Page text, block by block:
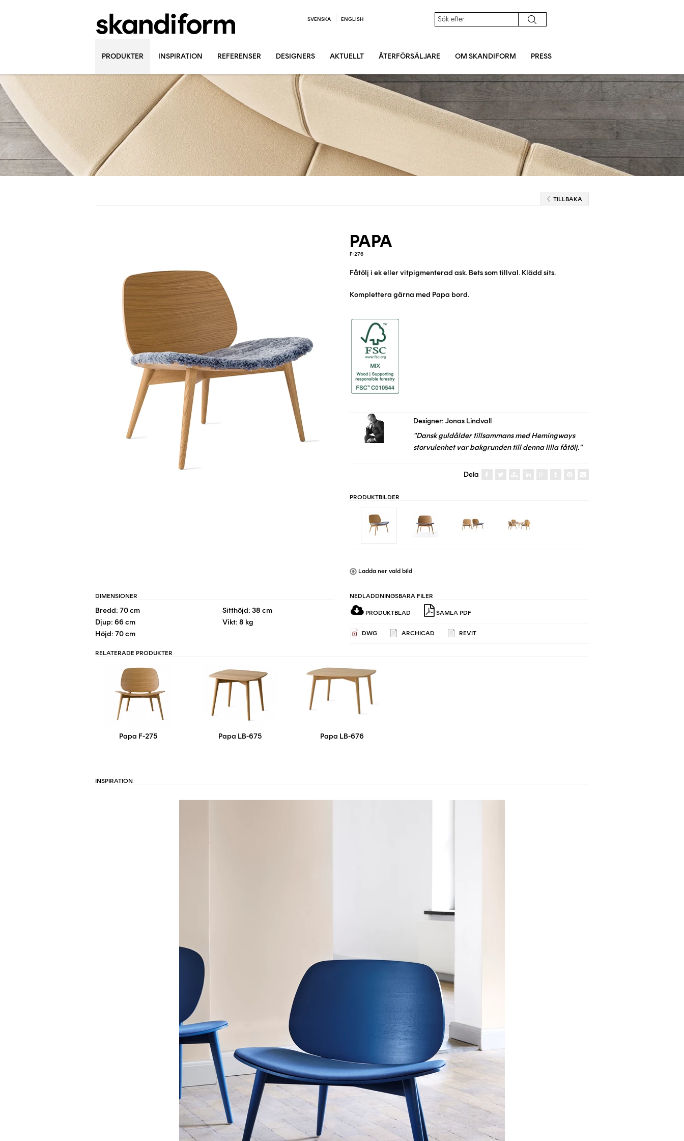
SVENSKA ENGLISH
PRODUKTER INSPIRATION REFERENSER DESIGNERS AKTUELLT ÅTERFÖRSÄLJARE OM SKANDIFORM PRESS
TILLBAKA
PAPA
F-276
Fåtölj i ek eller vitpigmenterad ask. Bets som tillval. Klädd sits.
Komplettera gärna med Papa bord.
Designer: Jonas Lindvall
"Dansk guldålder tillsammans med Hemingways
storvulenhet var bakgrunden till denna lilla fåtölj."
Dela
PRODUKTBILDER
Ladda ner vald bild
DIMENSIONER
Bredd: 70 cm
Djup: 66 cm
Höjd: 70 cm
Sitthöjd: 38 cm
Vikt: 8 kg
NEDLADDNINGSBARA FILER
PRODUKTBLAD SAMLA PDF
DWG ARCHICAD REVIT
RELATERADE PRODUKTER
Papa F-275 Papa LB-675 Papa LB-676
INSPIRATION